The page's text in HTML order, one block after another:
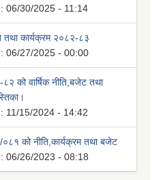
06/30/2025 - 11:14
तथा कार्यक्रम २०८२-८३
06/27/2025 - 00:00
को वार्षिक नीति,बजेट तथा
11/15/2024 - 14:42
को नीति,कार्यक्रम तथा बजेट
06/26/2023 - 08:18